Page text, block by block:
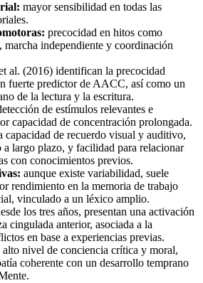
mayor sensibilidad en todas las
precocidad en hitos como
marcha independiente y coordinación
al. (2016) identifican la precocidad
fuerte predictor de AACC, así como un
de la lectura y la escritura.
de estímulos relevantes e
capacidad de concentración prolongada.
capacidad de recuerdo visual y auditivo,
a largo plazo, y facilidad para relacionar
con conocimientos previos.
aunque existe variabilidad, suele
rendimiento en la memoria de trabajo
vinculado a un léxico amplio.
los tres años, presentan una activación
cingulada anterior, asociada a la
en base a experiencias previas.
alto nivel de conciencia crítica y moral,
coherente con un desarrollo temprano